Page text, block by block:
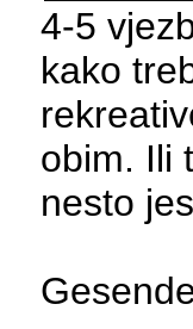
4-5
kako
obim. Ili
nesto